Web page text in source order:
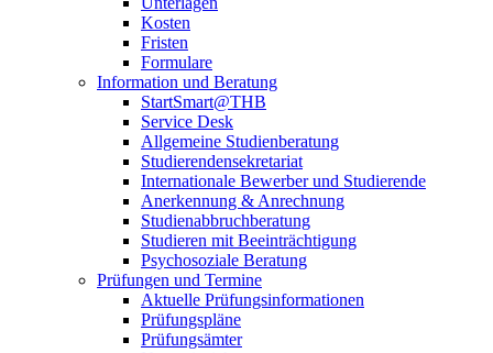
Kosten
Fristen
Formulare
Information und Beratung
StartSmart@THB
Service Desk
Allgemeine Studienberatung
Studierendensekretariat
Internationale Bewerber und Studierende
Anerkennung & Anrechnung
Studienabbruchberatung
Studieren mit Beeinträchtigung
Psychosoziale Beratung
Prüfungen und Termine
Aktuelle Prüfungsinformationen
Prüfungspläne
Prüfungsämter